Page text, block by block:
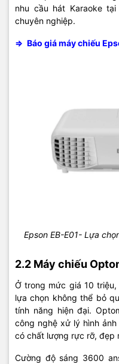
nhu cầu hát Karaoke
chuyên nghiệp.
=> Báo giá máy chiếu
Epson EB-E01- Lựa
2.2 Máy chiếu
Ở trong mức giá 10
lựa chọn không thể bỏ
tính năng hiện đại.
công nghệ xử lý hình
có chất lượng rực rỡ, đẹp
Cường độ sáng 3600